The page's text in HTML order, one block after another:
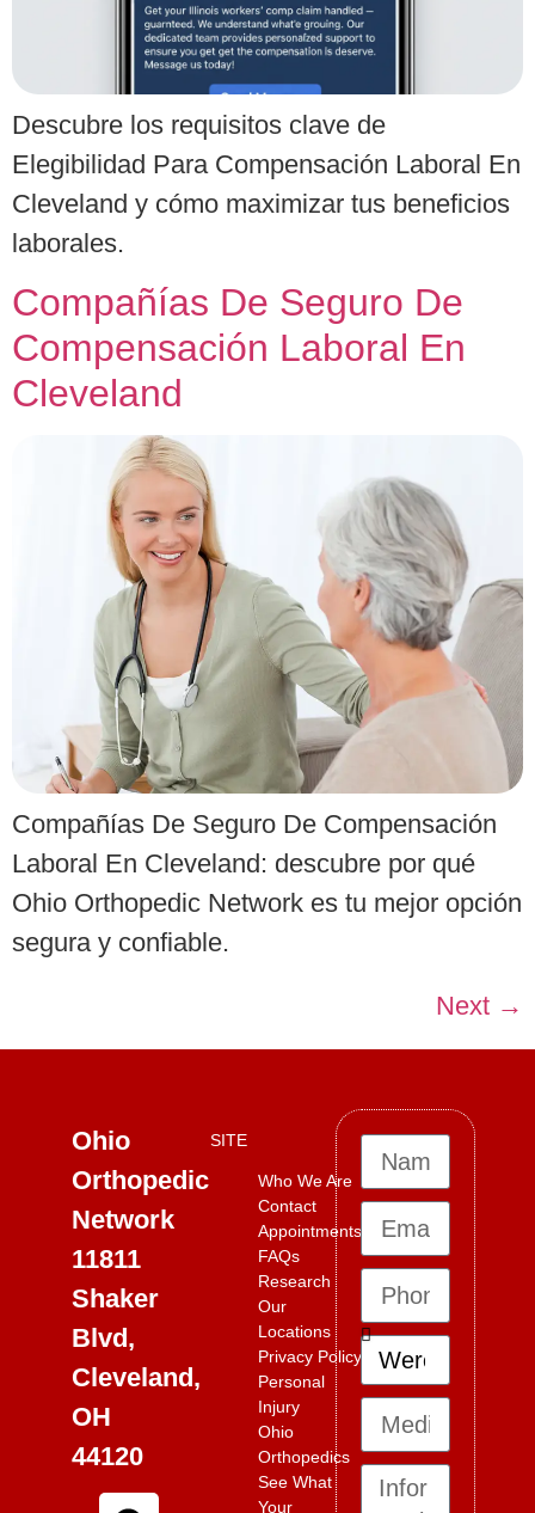
Descubre los requisitos clave de
Elegibilidad Para Compensación Laboral En
Cleveland y cómo maximizar tus beneficios
laborales.
Compañías De Seguro De
Compensación Laboral En
Cleveland
Compañías De Seguro De Compensación
Laboral En Cleveland: descubre por qué
Ohio Orthopedic Network es tu mejor opción
segura y confiable.
Next →
Ohio
Orthopedic
Network
11811
Shaker
Blvd,
Cleveland,
OH
44120
SITE
Who We Are
Contact
Appointments
FAQs
Research
Our
Locations
Privacy Policy
Personal
Injury
Ohio
Orthopedics
See What
Your